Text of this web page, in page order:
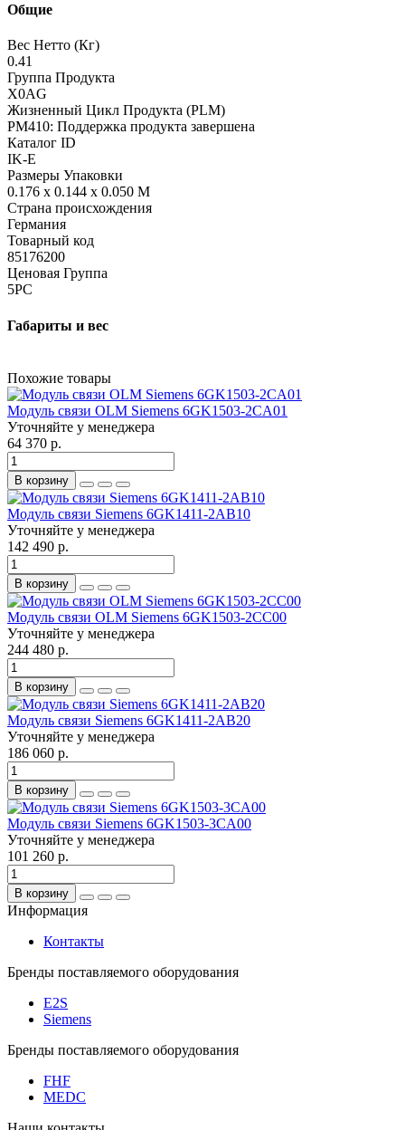
Общие
Вес Нетто (Кг)
0.41
Группа Продукта
X0AG
Жизненный Цикл Продукта (PLM)
PM410: Поддержка продукта завершена
Каталог ID
IK-E
Размеры Упаковки
0.176 x 0.144 x 0.050 M
Страна происхождения
Германия
Товарный код
85176200
Ценовая Группа
5PC
Габариты и вес
Похожие товары
Модуль связи OLM Siemens 6GK1503-2CA01
Уточняйте у менеджера
64 370 р.
В корзину
Модуль связи Siemens 6GK1411-2AB10
Уточняйте у менеджера
142 490 р.
В корзину
Модуль связи OLM Siemens 6GK1503-2CC00
Уточняйте у менеджера
244 480 р.
В корзину
Модуль связи Siemens 6GK1411-2AB20
Уточняйте у менеджера
186 060 р.
В корзину
Модуль связи Siemens 6GK1503-3CA00
Уточняйте у менеджера
101 260 р.
В корзину
Информация
Контакты
Бренды поставляемого оборудования
E2S
Siemens
Бренды поставляемого оборудования
FHF
MEDC